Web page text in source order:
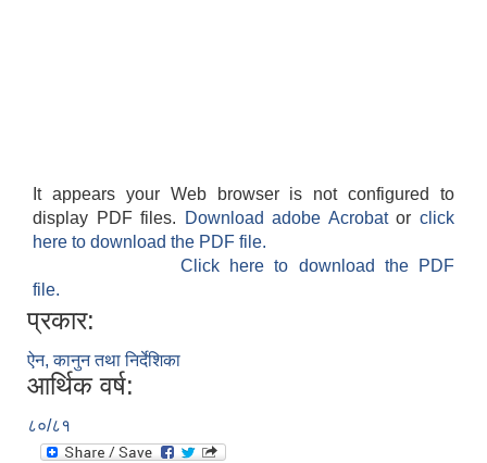
It appears your Web browser is not configured to
display PDF files.
Download adobe Acrobatorclick
here to download the PDF file.
Click here to download the PDF
file.
प्रकार:
ऐन, कानुन तथा निर्देशिका
आर्थिक वर्ष:
८०/८१